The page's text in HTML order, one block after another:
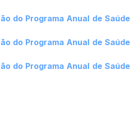
do Programa Anual de Saúde
do Programa Anual de Saúde
do Programa Anual de Saúde